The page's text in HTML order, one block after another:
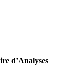
d’Analyses